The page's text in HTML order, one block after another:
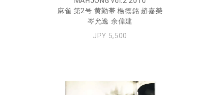
麻雀 第2号 黄勤帯 楊徳銘 趙嘉榮
岑允逸 余偉建
JPY 5,500